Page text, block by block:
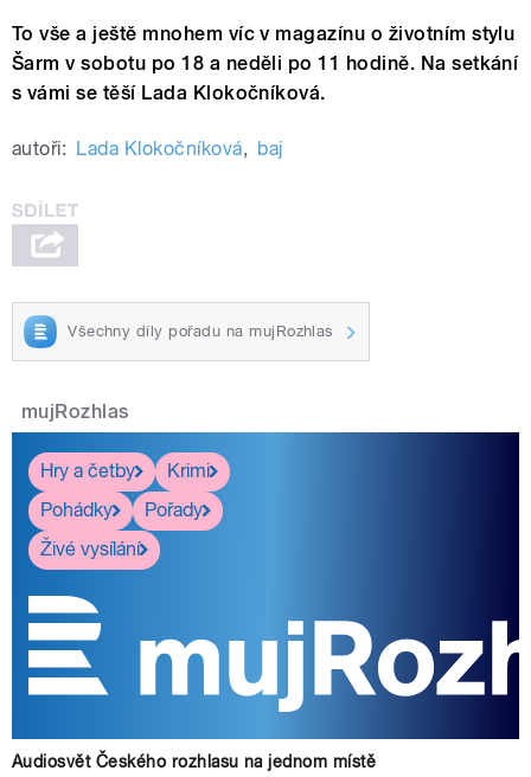
To vše a ještě mnohem víc v magazínu o životním stylu
Šarm v sobotu po 18 a neděli po 11 hodině. Na setkání
s vámi se těší Lada Klokočníková.
autoři: Lada Klokočníková, baj
Všechny díly pořadu na mujRozhlas
mujRozhlas
Hry a četby
Krimi
Pohádky
Pořady
Živé vysílání
Audiosvět Českého rozhlasu na jednom místě